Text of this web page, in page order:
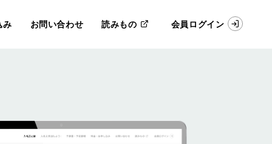
み お問い合わせ 読みもの 会員ログイン